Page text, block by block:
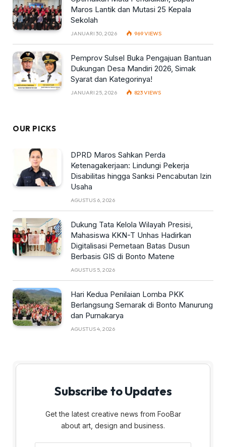
Maros Lantik dan Mutasi 25 Kepala
Sekolah
JANUARI 30, 2026 969VIEWS
Pemprov Sulsel Buka Pengajuan Bantuan
Dukungan Desa Mandiri 2026, Simak
Syarat dan Kategorinya!
JANUARI 25, 2026 823VIEWS
OUR PICKS
DPRD Maros Sahkan Perda
Ketenagakerjaan: Lindungi Pekerja
Disabilitas hingga Sanksi Pencabutan Izin
Usaha
AGUSTUS 6, 2026
Dukung Tata Kelola Wilayah Presisi,
Mahasiswa KKN-T Unhas Hadirkan
Digitalisasi Pemetaan Batas Dusun
Berbasis GIS di Bonto Matene
AGUSTUS 5, 2026
Hari Kedua Penilaian Lomba PKK
Berlangsung Semarak di Bonto Manurung
dan Purnakarya
AGUSTUS 4, 2026
Subscribe to Updates
Get the latest creative news from FooBar
about art, design and business.